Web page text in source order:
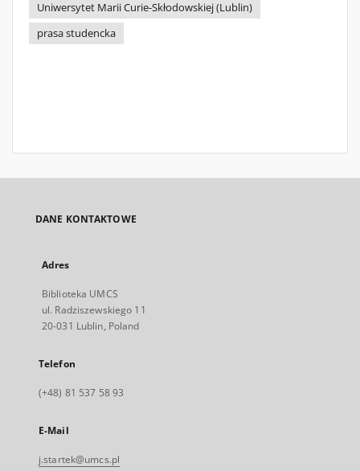
Uniwersytet Marii Curie-Skłodowskiej (Lublin)
prasa studencka
DANE KONTAKTOWE
Adres
Biblioteka UMCS
ul. Radziszewskiego 11
20-031 Lublin, Poland
Telefon
(+48) 81 537 58 93
E-Mail
j.startek@umcs.pl